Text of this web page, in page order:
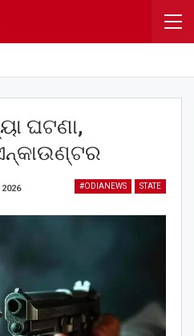
ଘଟଣା,
#ODIANEWS STATE